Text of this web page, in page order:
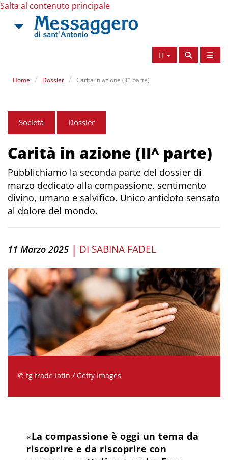
Salta al contenuto principale
IT
Home Dossier Carità in azione (II^ parte)
Società Dossier
Carità in azione (II^ parte)
Pubblichiamo la seconda parte del dossier di
marzo dedicato alla compassione, sentimento
divino, umano e salvifico. Unico antidoto sensato
al dolore del mondo.
11 Marzo 2025 | DI SABINA FADEL
© fg trade latin / Getty Images
«La compassione è oggi un tema da
riscoprire e da riscoprire con